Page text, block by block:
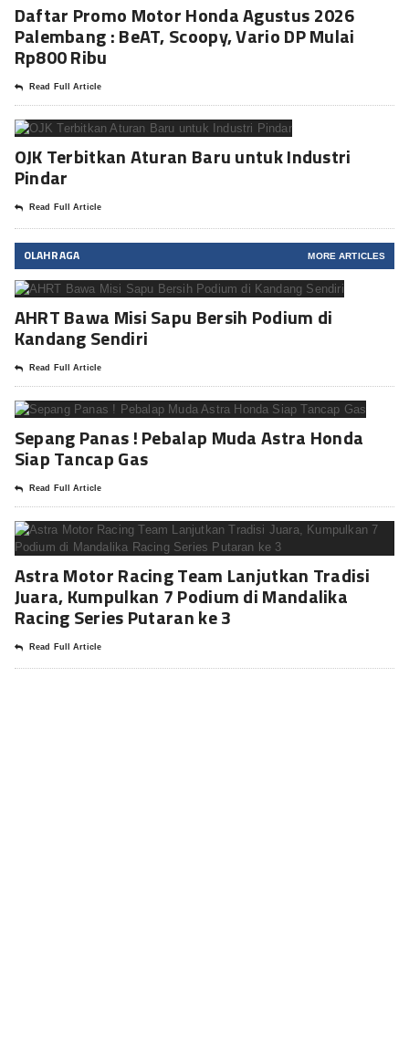
Daftar Promo Motor Honda Agustus 2026
Palembang : BeAT, Scoopy, Vario DP Mulai
Rp800 Ribu
Read Full Article
OJK Terbitkan Aturan Baru untuk Industri
Pindar
Read Full Article
OLAHRAGA MORE ARTICLES
AHRT Bawa Misi Sapu Bersih Podium di
Kandang Sendiri
Read Full Article
Sepang Panas ! Pebalap Muda Astra Honda
Siap Tancap Gas
Read Full Article
Astra Motor Racing Team Lanjutkan Tradisi
Juara, Kumpulkan 7 Podium di Mandalika
Racing Series Putaran ke 3
Read Full Article